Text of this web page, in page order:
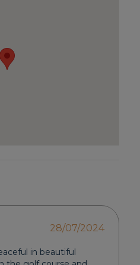
28/07/2024
in beautiful